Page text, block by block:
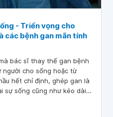
- Triển vọng cho
các bệnh gan mãn tính
bác sĩ thay thế gan bệnh
người cho sống hoặc từ
hết chỉ định, ghép gan là
sự sống cũng như kéo dài